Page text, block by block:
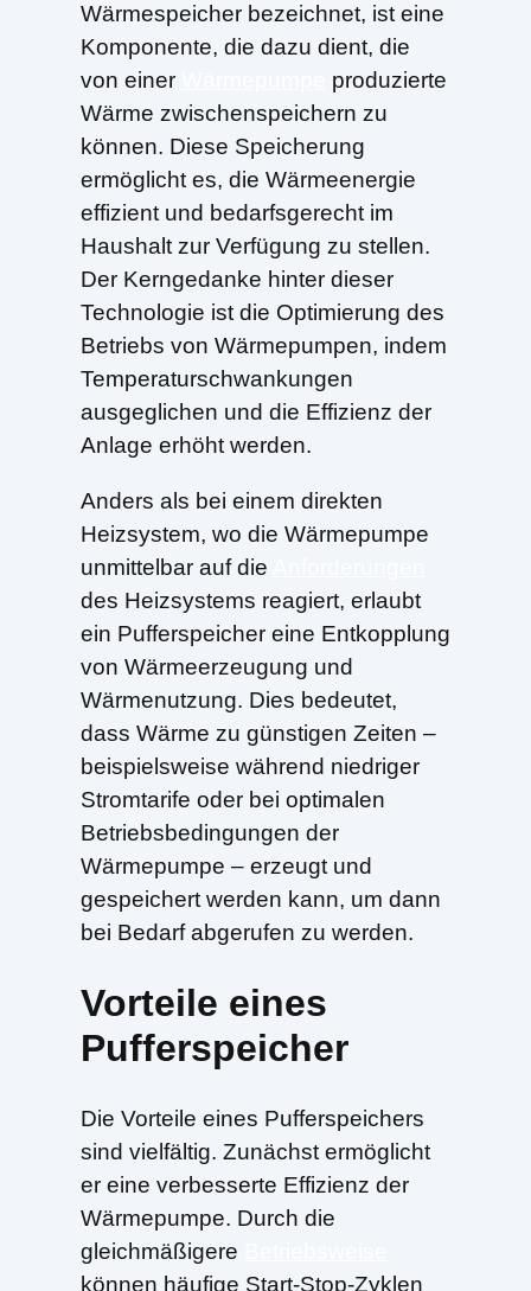
Wärmespeicher bezeichnet, ist eine
Komponente, die dazu dient, die
von einer
produzierte
Wärme zwischenspeichern zu
können. Diese Speicherung
ermöglicht es, die Wärmeenergie
effizient und bedarfsgerecht im
Haushalt zur Verfügung zu stellen.
Der Kerngedanke hinter dieser
Technologie ist die Optimierung des
Betriebs von Wärmepumpen, indem
Temperaturschwankungen
ausgeglichen und die Effizienz der
Anlage erhöht werden.
Anders als bei einem direkten
Heizsystem, wo die Wärmepumpe
unmittelbar auf die
des Heizsystems reagiert, erlaubt
ein Pufferspeicher eine Entkopplung
von Wärmeerzeugung und
Wärmenutzung. Dies bedeutet,
dass Wärme zu günstigen Zeiten –
beispielsweise während niedriger
Stromtarife oder bei optimalen
Betriebsbedingungen der
Wärmepumpe – erzeugt und
gespeichert werden kann, um dann
bei Bedarf abgerufen zu werden.
Vorteile eines
Pufferspeicher
Die Vorteile eines Pufferspeichers
sind vielfältig. Zunächst ermöglicht
er eine verbesserte Effizienz der
Wärmepumpe. Durch die
gleichmäßigere
können häufige Start-Stop-Zyklen